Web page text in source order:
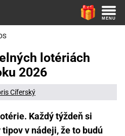
lotériách
2026
Cíferský
Každý týždeň si
v nádeji, že to budú